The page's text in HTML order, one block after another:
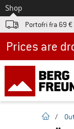
Til
Shop
Portofri fra 69 €
/